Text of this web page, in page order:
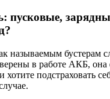
пусковые,
называемым бустерам
в работе АКБ, она
хотите подстраховать